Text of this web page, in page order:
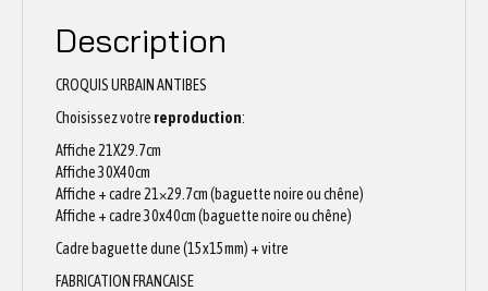
Description
CROQUIS URBAIN ANTIBES
Choisissez votre reproduction:
Affiche 21X29.7cm
Affiche 30X40cm
Affiche + cadre 21×29.7cm (baguette noire ou chêne)
Affiche + cadre 30x40cm (baguette noire ou chêne)
Cadre baguette dune (15x15mm) + vitre
FABRICATION FRANCAISE